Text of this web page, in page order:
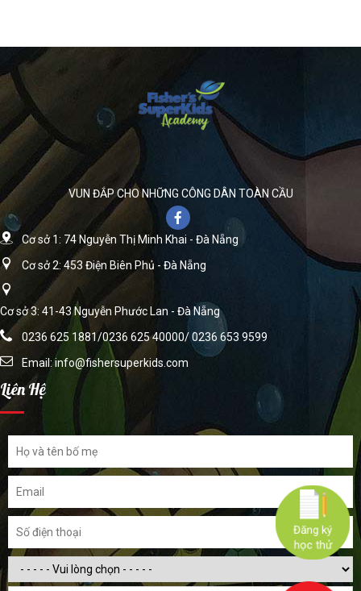
Đăng ký
học thử
VUN ĐẮP CHO NHỮNG CÔNG DÂN TOÀN CẦU
Cơ sở 1: 74 Nguyễn Thị Minh Khai - Đà Nẵng
Cơ sở 2: 453 Điện Biên Phủ - Đà Nẵng
Cơ sở 3: 41-43 Nguyễn Phước Lan - Đà Nẵng
0236 625 1881/0236 625 40000/ 0236 653 9599
Email:info@fishersuperkids.com
Liên Hệ